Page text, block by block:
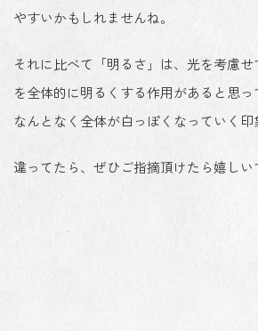
やすいかもしれませんね。
それに比べて「明るさ」は、光を考慮
を全体的に明るくする作用があると思っ
なんとなく全体が白っぽくなっていく印
違ってたら、ぜひご指摘頂けたら嬉しい